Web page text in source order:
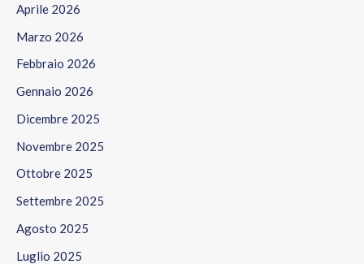
Aprile 2026
Marzo 2026
Febbraio 2026
Gennaio 2026
Dicembre 2025
Novembre 2025
Ottobre 2025
Settembre 2025
Agosto 2025
Luglio 2025